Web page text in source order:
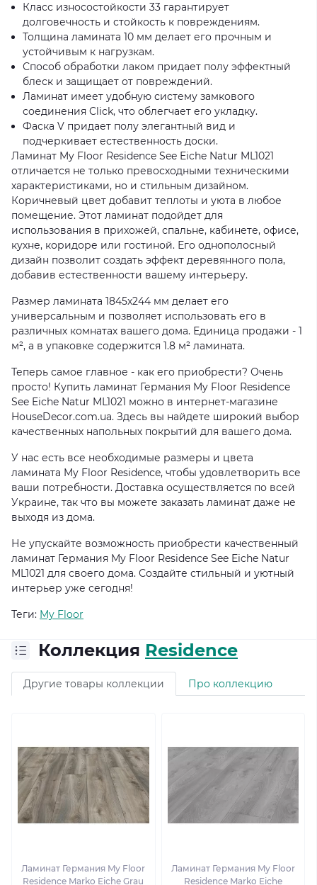
Класс износостойкости 33 гарантирует
долговечность и стойкость к повреждениям.
Толщина ламината 10 мм делает его прочным и
устойчивым к нагрузкам.
Способ обработки лаком придает полу эффектный
блеск и защищает от повреждений.
Ламинат имеет удобную систему замкового
соединения Click, что облегчает его укладку.
Фаска V придает полу элегантный вид и
подчеркивает естественность доски.
Ламинат My Floor Residence See Eiche Natur ML1021
отличается не только превосходными техническими
характеристиками, но и стильным дизайном.
Коричневый цвет добавит теплоты и уюта в любое
помещение. Этот ламинат подойдет для
использования в прихожей, спальне, кабинете, офисе,
кухне, коридоре или гостиной. Его однополосный
дизайн позволит создать эффект деревянного пола,
добавив естественности вашему интерьеру.
Размер ламината 1845x244 мм делает его
универсальным и позволяет использовать его в
различных комнатах вашего дома. Единица продажи - 1
м², а в упаковке содержится 1.8 м² ламината.
Теперь самое главное - как его приобрести? Очень
просто! Купить ламинат Германия My Floor Residence
See Eiche Natur ML1021 можно в интернет-магазине
HouseDecor.com.ua. Здесь вы найдете широкий выбор
качественных напольных покрытий для вашего дома.
У нас есть все необходимые размеры и цвета
ламината My Floor Residence, чтобы удовлетворить все
ваши потребности. Доставка осуществляется по всей
Украине, так что вы можете заказать ламинат даже не
выходя из дома.
Не упускайте возможность приобрести качественный
ламинат Германия My Floor Residence See Eiche Natur
ML1021 для своего дома. Создайте стильный и уютный
интерьер уже сегодня!
Теги: My Floor
Коллекция Residence
Другие товары коллекции Про коллекцию
Ламинат Германия My Floor
Residence Marko Eiche Grau
Ламинат Германия My Floor
Residence Marko Eiche